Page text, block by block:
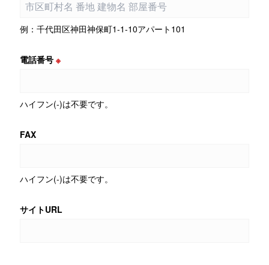
例：千代田区神田神保町1-1-10アパート101
電話番号※
ハイフン(-)は不要です。
FAX
ハイフン(-)は不要です。
サイトURL